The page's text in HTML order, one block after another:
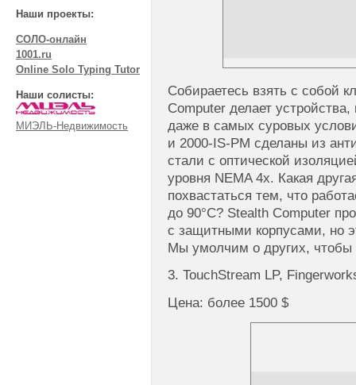
Наши проекты:
СОЛО-онлайн
1001.ru
Online Solo Typing Tutor
Наши солисты:
МИЭЛЬ-Недвижимость
Собираетесь взять с собой
Computer делает
даже в самых суровых
и 2000-IS-PM сделаны из
стали с оптической
уровня NEMA 4x. Какая
похвастаться тем, что
до 90°C? Stealth Computer
с защитными корпусами, но
Мы умолчим о других, чтобы
3. TouchStream LP,
Цена: более 1500 $